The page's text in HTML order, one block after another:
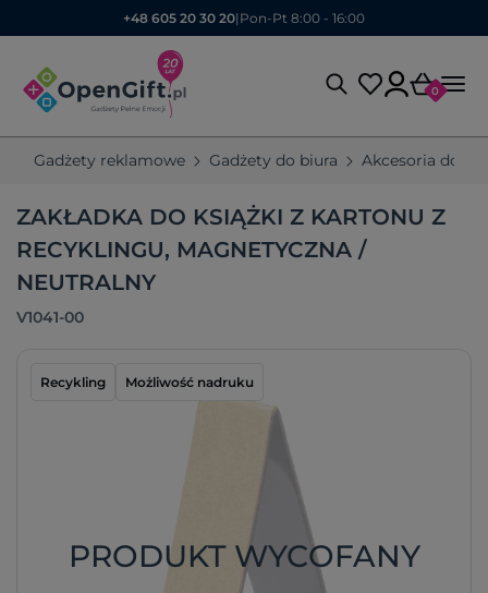
+48 605 20 30 20| Pon-Pt 8:00 - 16:00
0
Gadżety reklamowe Gadżety do biura Akcesoria do
ZAKŁADKA DO KSIĄŻKI Z KARTONU Z
RECYKLINGU, MAGNETYCZNA /
NEUTRALNY
V1041-00
Recykling Możliwość nadruku
PRODUKT WYCOFANY